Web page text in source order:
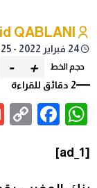
QABLANI
24 فبراير 2022 - 09:25
حجم الخط +
-
2 دقائق للقراءة
[ad_1]